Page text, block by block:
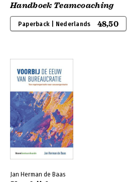
Handboek Teamcoaching
Paperback | Nederlands 48,50
Jan Herman de Baas